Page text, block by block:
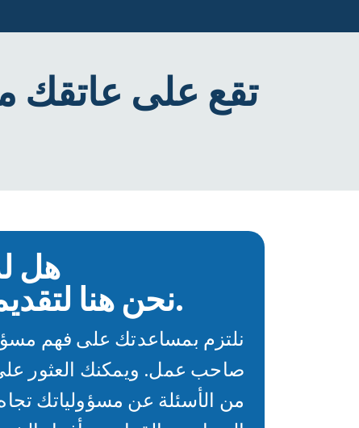
تقع على عاتقك
هل
نحن هنا لتقديم المساعدة.
نلتزم بمساعدتك على فهم
صاحب عمل. ويمكنك العثور
من الأسئلة عن مسؤولياتك